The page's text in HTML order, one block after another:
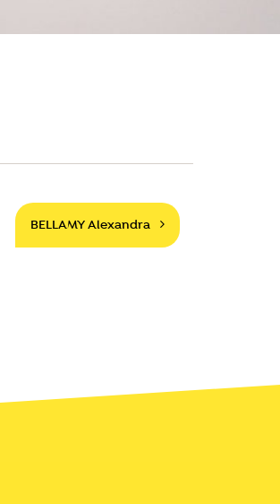
BELLAMY Alexandra